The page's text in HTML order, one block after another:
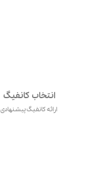
انتخاب کانفیگ
ارائه کانفیگ پیشنهادی